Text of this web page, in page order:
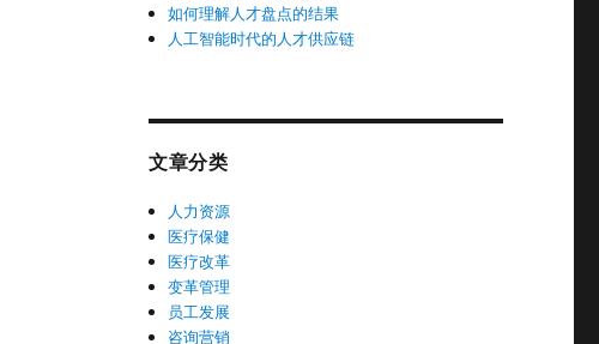
如何理解人才盘点的结果
人工智能时代的人才供应链
文章分类
人力资源
医疗保健
医疗改革
变革管理
员工发展
咨询营销